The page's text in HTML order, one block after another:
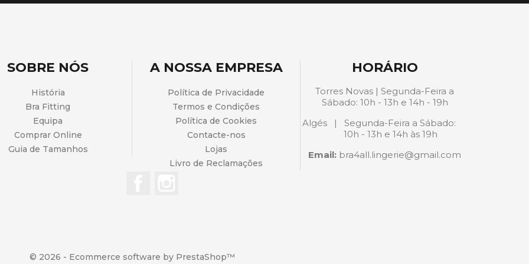
SOBRE NÓS
História
Bra Fitting
Equipa
Comprar Online
Guia de Tamanhos
A NOSSA EMPRESA
Política de Privacidade
Termos e Condições
Política de Cookies
Contacte-nos
Lojas
Livro de Reclamações
HORÁRIO
Torres Novas | Segunda-Feira a
Sábado: 10h - 13h e 14h - 19h
Algés | Segunda-Feira a Sábado:
10h - 13h e 14h às 19h
Email: bra4all.lingerie@gmail.com
© 2026 - Ecommerce software by PrestaShop™